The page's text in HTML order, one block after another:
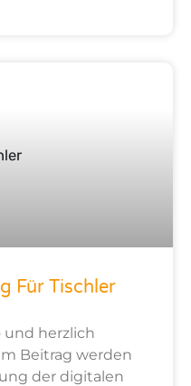
Für Tischler
und herzlich
Beitrag werden
der digitalen